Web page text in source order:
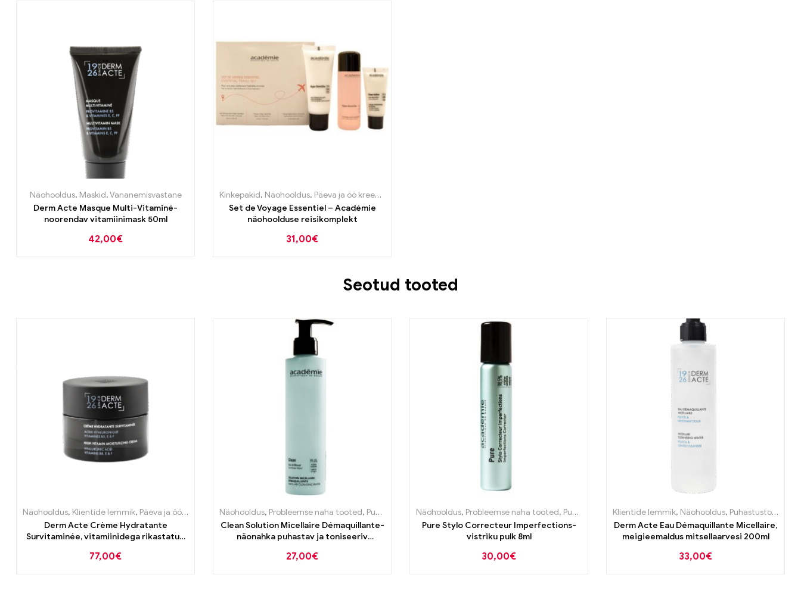
Näohooldus, Maskid,Vananemisvastane
Derm Acte Masque Multi-Vitaminé-
noorendav vitamiinimask 50ml
42,00€
Kinkepakid, Näohooldus, Päeva ja öö kreemid
Set de Voyage Essentiel – Académie
näohoolduse reisikomplekt
31,00€
Seotud tooted
Näohooldus, Klientide lemmik, Päeva ja öö kreemid
Vananemisvastane
Derm Acte Crème Hydratante
Survitaminée, vitamiinidega rikastatud
77,00€
Näohooldus, Probleemse naha tooted, Puhastustooted ,Puhastustooted
Clean Solution Micellaire Démaquillante-
näonahka puhastav ja toniseeriv
27,00€
Näohooldus, Probleemse naha tooted, Puhastustooted ,Puhastustooted
Pure Stylo Correcteur Imperfections-
vistriku pulk 8ml
30,00€
Klientide lemmik, Näohooldus, Puhastustooted
Derm Acte Eau Démaquillante Micellaire,
meigieemaldus mitsellaarvesi 200ml
33,00€